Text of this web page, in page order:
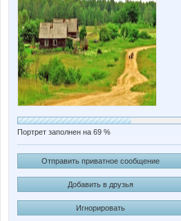
Портрет заполнен на 69 %
Отправить приватное сообщение
Добавить в друзья
Игнорировать